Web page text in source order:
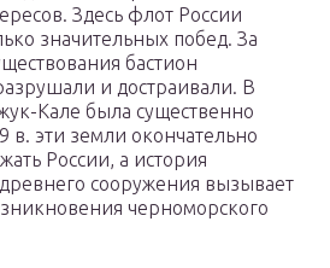
Здесь флот России
значительных побед. За
бастион
и достраивали. В
Кале была существенно
в. эти земли окончательно
России, а история
сооружения вызывает
черноморского